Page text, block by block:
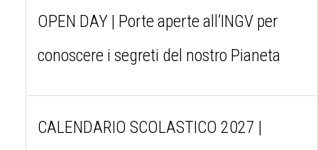
OPEN DAY | Porte aperte all’INGV per
conoscere i segreti del nostro Pianeta
CALENDARIO SCOLASTICO 2027 |